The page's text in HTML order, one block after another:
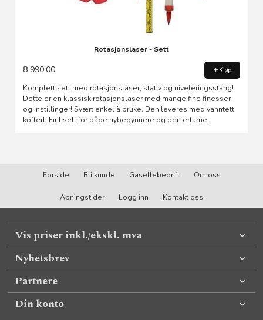
Rotasjonslaser - Sett
8 990,00 Kjøp
Komplett sett med rotasjonslaser, stativ og niveleringsstang!
Dette er en klassisk rotasjonslaser med mange fine finesser
og instillinger! Svært enkel å bruke. Den leveres med vanntett
koffert. Fint sett for både nybegynnere og den erfarne!
Forside Bli kunde Gasellebedrift Om oss
Åpningstider Logg inn Kontakt oss
Vis priser inkl./ekskl. mva
Nyhetsbrev
Partnere
Din konto